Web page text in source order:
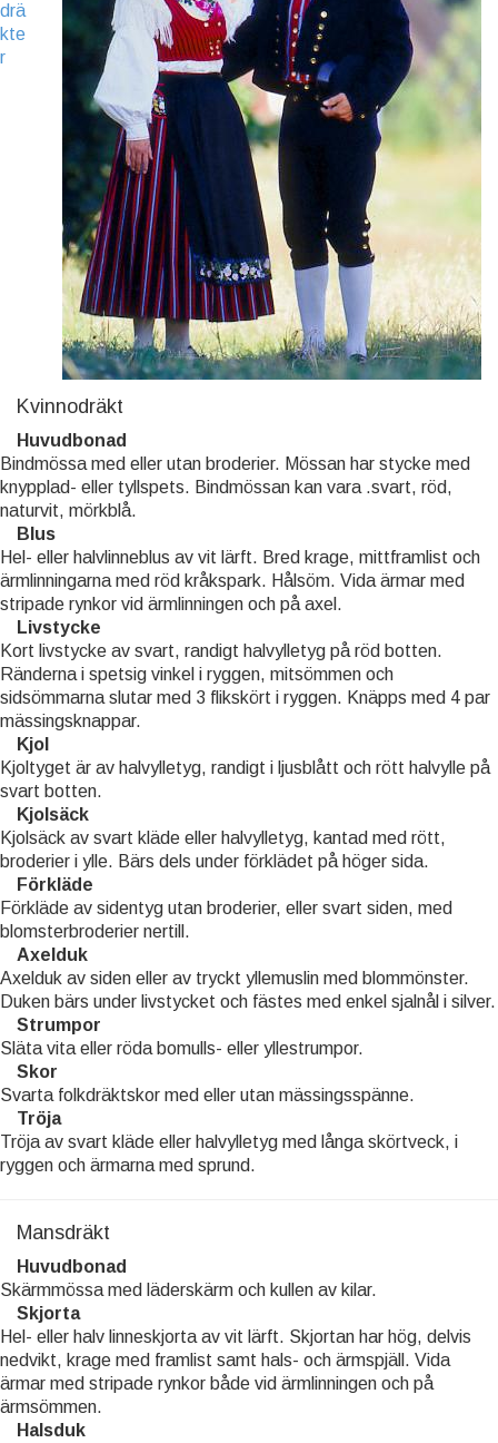
drä
kte
r
Kvinnodräkt
Huvudbonad
Bindmössa med eller utan broderier. Mössan har stycke med
knypplad- eller tyllspets. Bindmössan kan vara .svart, röd,
naturvit, mörkblå.
Blus
Hel- eller halvlinneblus av vit lärft. Bred krage, mittframlist och
ärmlinningarna med röd kråkspark. Hålsöm. Vida ärmar med
stripade rynkor vid ärmlinningen och på axel.
Livstycke
Kort livstycke av svart, randigt halvylletyg på röd botten.
Ränderna i spetsig vinkel i ryggen, mitsömmen och
sidsömmarna slutar med 3 flikskört i ryggen. Knäpps med 4 par
mässingsknappar.
Kjol
Kjoltyget är av halvylletyg, randigt i ljusblått och rött halvylle på
svart botten.
Kjolsäck
Kjolsäck av svart kläde eller halvylletyg, kantad med rött,
broderier i ylle. Bärs dels under förklädet på höger sida.
Förkläde
Förkläde av sidentyg utan broderier, eller svart siden, med
blomsterbroderier nertill.
Axelduk
Axelduk av siden eller av tryckt yllemuslin med blommönster.
Duken bärs under livstycket och fästes med enkel sjalnål i silver.
Strumpor
Släta vita eller röda bomulls- eller yllestrumpor.
Skor
Svarta folkdräktskor med eller utan mässingsspänne.
Tröja
Tröja av svart kläde eller halvylletyg med långa skörtveck, i
ryggen och ärmarna med sprund.
Mansdräkt
Huvudbonad
Skärmmössa med läderskärm och kullen av kilar.
Skjorta
Hel- eller halv linneskjorta av vit lärft. Skjortan har hög, delvis
nedvikt, krage med framlist samt hals- och ärmspjäll. Vida
ärmar med stripade rynkor både vid ärmlinningen och på
ärmsömmen.
Halsduk